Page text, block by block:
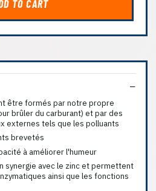
TO CART
être formés par notre propre
brûler du carburant) et par des
externes tels que les polluants
brevetés
à améliorer l'humeur
synergie avec le zinc et permettent
ainsi que les fonctions